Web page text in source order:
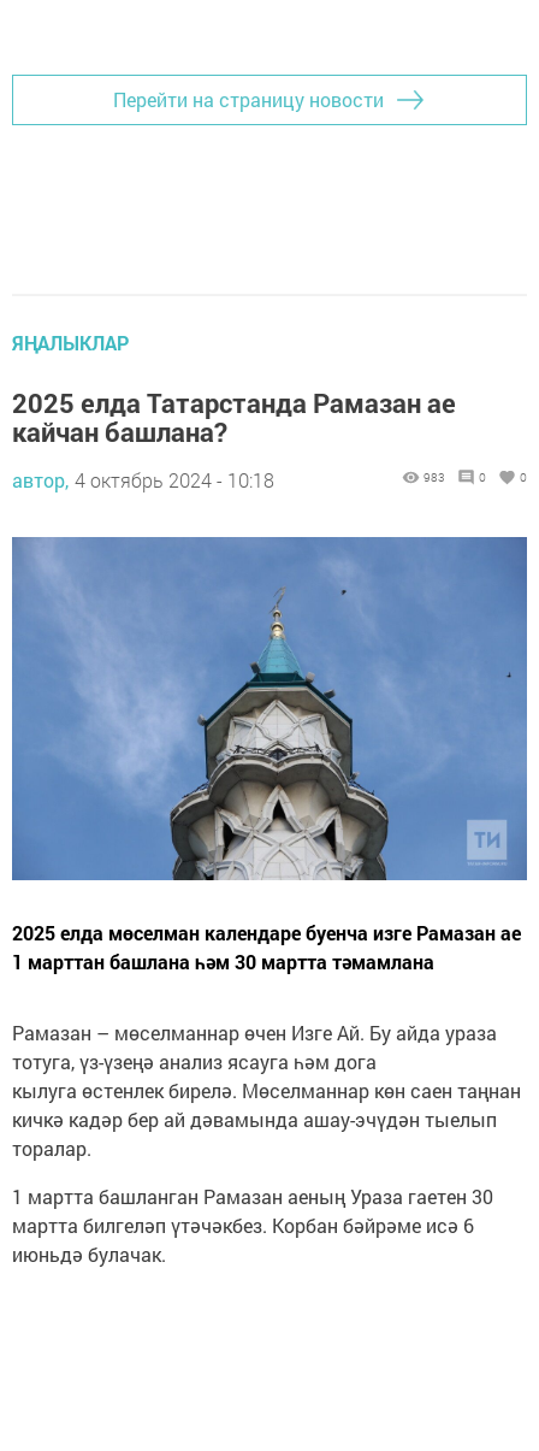
Перейти на страницу новости
ЯҢАЛЫКЛАР
2025 елда Татарстанда Рамазан ае
кайчан башлана?
автор, 4 октябрь 2024 - 10:18 983 0 0
2025 елда мөселман календаре буенча изге Рамазан ае
1 марттан башлана һәм 30 мартта тәмамлана
Рамазан – мөселманнар өчен Изге Ай. Бу айда ураза
тотуга, үз-үзеңә анализ ясауга һәм дога
кылуга өстенлек бирелә. Мөселманнар көн саен таңнан
кичкә кадәр бер ай дәвамында ашау-эчүдән тыелып
торалар.
1 мартта башланган Рамазан аеның Ураза гаетен 30
мартта билгеләп үтәчәкбез. Корбан бәйрәме исә 6
июньдә булачак.